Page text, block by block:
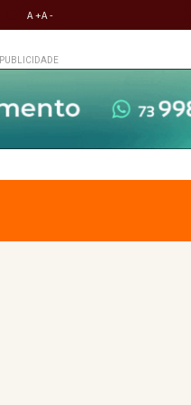
A +A -
PUBLICIDADE